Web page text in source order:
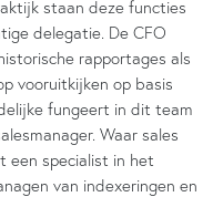
staan deze functies
delegatie. De CFO
rapportages als
vooruitkijken op basis
fungeert in dit team
Waar sales
een specialist in het
van indexeringen en